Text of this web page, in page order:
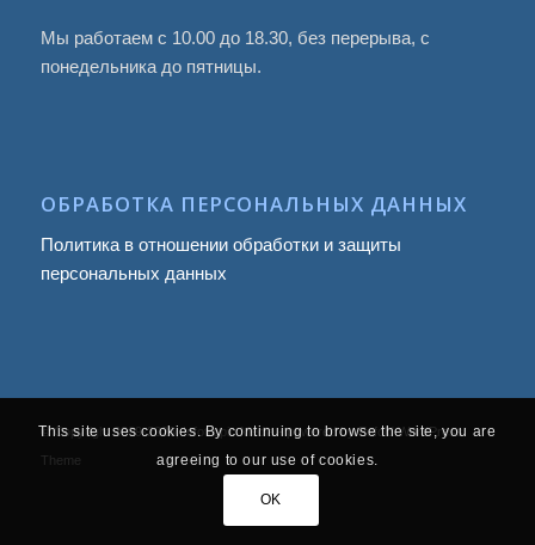
Мы работаем с 10.00 до 18.30, без перерыва, с
понедельника до пятницы.
ОБРАБОТКА ПЕРСОНАЛЬНЫХ ДАННЫХ
Политика в отношении обработки и защиты
персональных данных
© Copyright 2009-2026, Infotropic Media -powered by Enfold WordPress
Theme
This site uses cookies. By continuing to browse the site, you are
agreeing to our use of cookies.
OK